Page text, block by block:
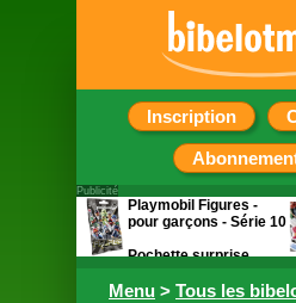
Inscription
Menu > Tous les
Publicité
Playmobil Figures -
pour garçons - Série 10
Pochette surprise